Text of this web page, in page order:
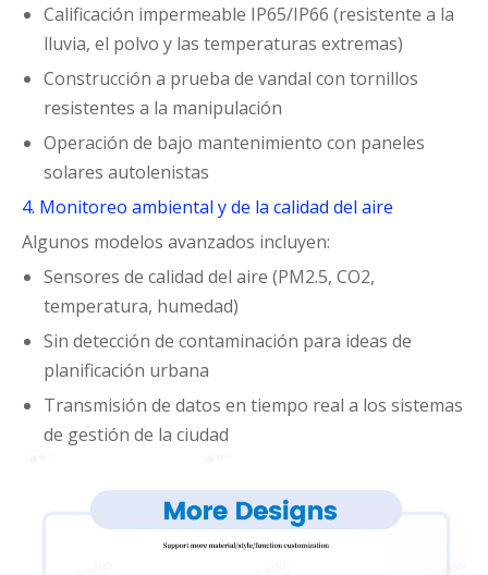
Calificación impermeable IP65/IP66 (resistente a la
lluvia, el polvo y las temperaturas extremas)
Construcción a prueba de vandal con tornillos
resistentes a la manipulación
Operación de bajo mantenimiento con paneles
solares autolenistas
4. Monitoreo ambiental y de la calidad del aire
Algunos modelos avanzados incluyen:
Sensores de calidad del aire (PM2.5, CO2,
temperatura, humedad)
Sin detección de contaminación para ideas de
planificación urbana
Transmisión de datos en tiempo real a los sistemas
de gestión de la ciudad